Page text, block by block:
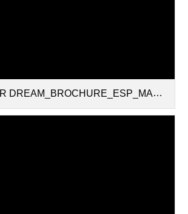
DREAM_BROCHURE_ESP_MAC.pdf